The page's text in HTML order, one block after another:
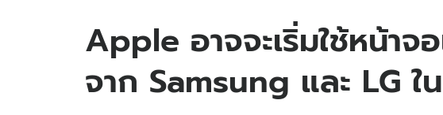
ข่าวบันเทิง
ข่าวกีฬา
ข่าวเศรษฐกิจ
หวยไทย
สถิติหวยไทย
หวยลาว
Apple อาจจะเริ่มใช้หน้า
จาก Samsung และ LG